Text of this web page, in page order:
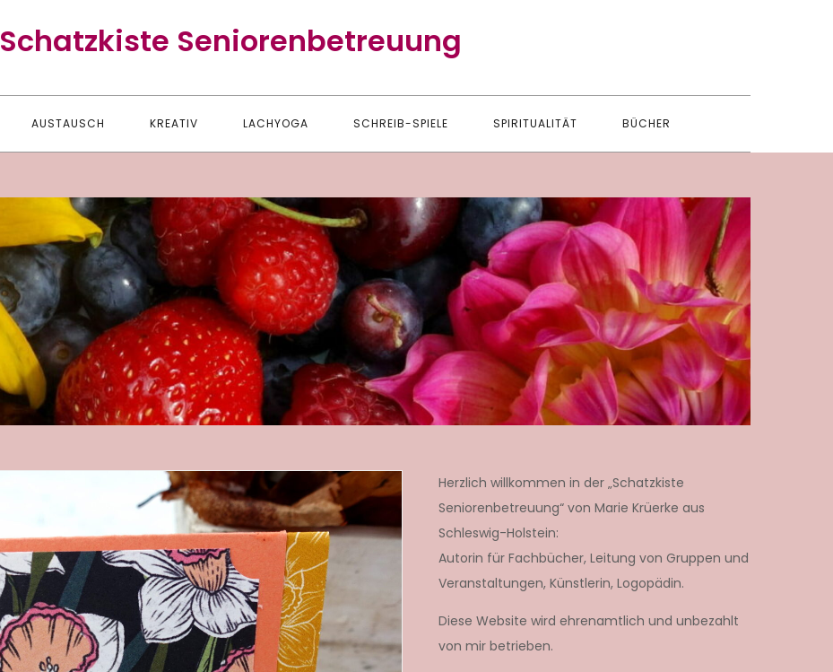
Schatzkiste Seniorenbetreuung
AUSTAUSCH KREATIV LACHYOGA SCHREIB-SPIELE SPIRITUALITÄT BÜCHER
Herzlich willkommen in der „Schatzkiste
Seniorenbetreuung“ von Marie Krüerke aus
Schleswig-Holstein:
Autorin für Fachbücher, Leitung von Gruppen und
Veranstaltungen, Künstlerin, Logopädin.
Diese Website wird ehrenamtlich und unbezahlt
von mir betrieben.